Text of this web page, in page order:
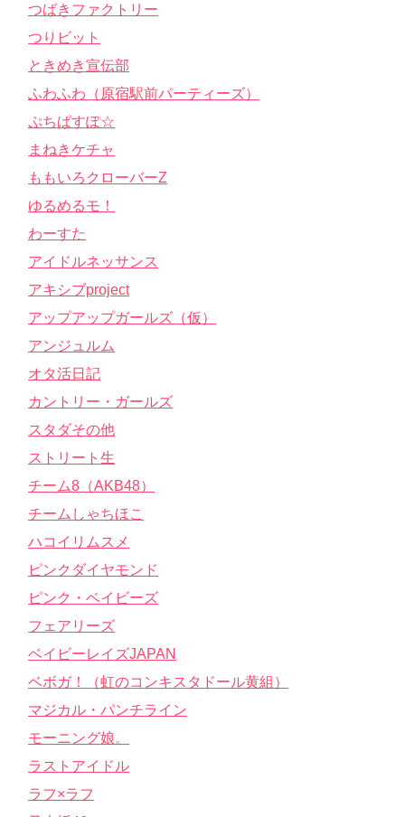
つばきファクトリー
つりビット
ときめき宣伝部
ふわふわ（原宿駅前パーティーズ）
ぷちぱすぽ☆
まねきケチャ
ももいろクローバーZ
ゆるめるモ！
わーすた
アイドルネッサンス
アキシブproject
アップアップガールズ（仮）
アンジュルム
オタ活日記
カントリー・ガールズ
スタダその他
ストリート生
チーム8（AKB48）
チームしゃちほこ
ハコイリムスメ
ピンクダイヤモンド
ピンク・ベイビーズ
フェアリーズ
ベイビーレイズJAPAN
ベボガ！（虹のコンキスタドール黄組）
マジカル・パンチライン
モーニング娘。
ラストアイドル
ラフ×ラフ